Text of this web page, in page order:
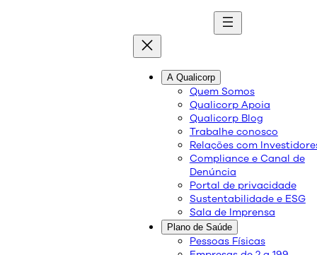
A Qualicorp
Quem Somos
Qualicorp Apoia
Qualicorp Blog
Trabalhe conosco
Relações com
Compliance e Canal de
Denúncia
Portal de privacidade
Sustentabilidade e ESG
Sala de Imprensa
Plano de Saúde
Pessoas Físicas
blog
Conteúdo de qualidade e as melhores soluções
Dia Mundial da Água: 5
maneiras de conservação